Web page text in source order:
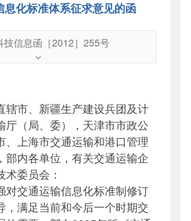
息化标准体系征求意见的函
技信息函［2012］255号
技信息函［2012］255号
无
司
参与
辖市、新疆生产建设兵团及计
厅（局、委），天津市市政公
、上海市交通运输和港口管理
部内各单位，有关交通运输企
委员会：
交通运输信息化标准制修订
，满足当前和今后一个时期交